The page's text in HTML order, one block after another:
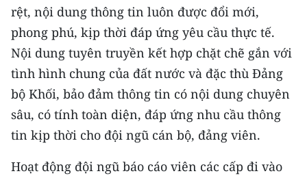
Video
Media Chính trị
Media Kinh tế
Media Văn hóa
Media Xã hội
Media Pháp luật
rệt, nội dung thông tin luôn được đổi mới,
phong phú, kịp thời đáp ứng yêu cầu thực tế.
Nội dung tuyên truyền kết hợp chặt chẽ gắn với
tình hình chung của đất nước và đặc thù Đảng
bộ Khối, bảo đảm thông tin có nội dung chuyên
sâu, có tính toàn diện, đáp ứng nhu cầu thông
tin kịp thời cho đội ngũ cán bộ, đảng viên.
Hoạt động đội ngũ báo cáo viên các cấp đi vào